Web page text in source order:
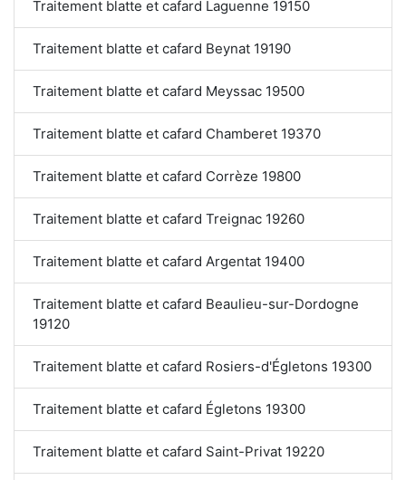
Traitement blatte et cafard Laguenne 19150
Traitement blatte et cafard Beynat 19190
Traitement blatte et cafard Meyssac 19500
Traitement blatte et cafard Chamberet 19370
Traitement blatte et cafard Corrèze 19800
Traitement blatte et cafard Treignac 19260
Traitement blatte et cafard Argentat 19400
Traitement blatte et cafard Beaulieu-sur-Dordogne
19120
Traitement blatte et cafard Rosiers-d'Égletons 19300
Traitement blatte et cafard Égletons 19300
Traitement blatte et cafard Saint-Privat 19220